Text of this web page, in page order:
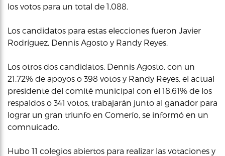
los votos para un total de 1,088.
Los candidatos para estas elecciones fueron Javier
Rodríguez, Dennis Agosto y Randy Reyes.
Los otros dos candidatos, Dennis Agosto, con un
21.72% de apoyos o 398 votos y Randy Reyes, el actual
presidente del comité municipal con el 18.61% de los
respaldos o 341 votos, trabajarán junto al ganador para
lograr un gran triunfo en Comerío, se informó en un
comnuicado.
Hubo 11 colegios abiertos para realizar las votaciones y